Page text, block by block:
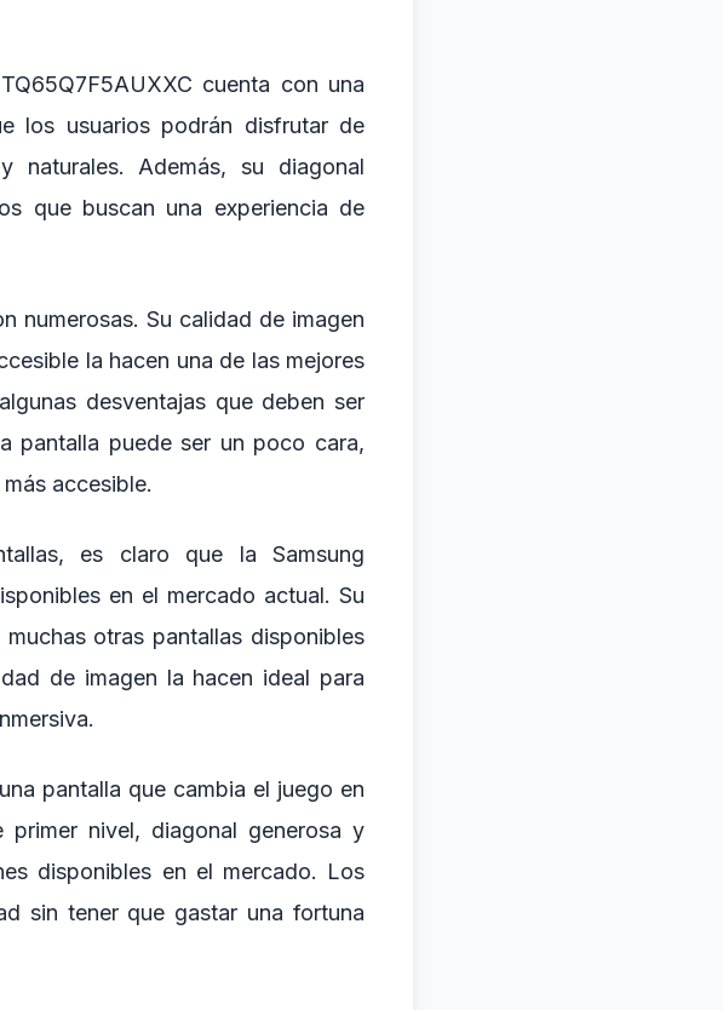
cuenta con una
los usuarios podrán disfrutar de
naturales. Además, su diagonal
que buscan una experiencia de
numerosas. Su calidad de imagen
la hacen una de las mejores
desventajas que deben ser
pantalla puede ser un poco cara,
accesible.
es claro que la Samsung
en el mercado actual. Su
otras pantallas disponibles
de imagen la hacen ideal para
pantalla que cambia el juego en
nivel, diagonal generosa y
disponibles en el mercado. Los
sin tener que gastar una fortuna